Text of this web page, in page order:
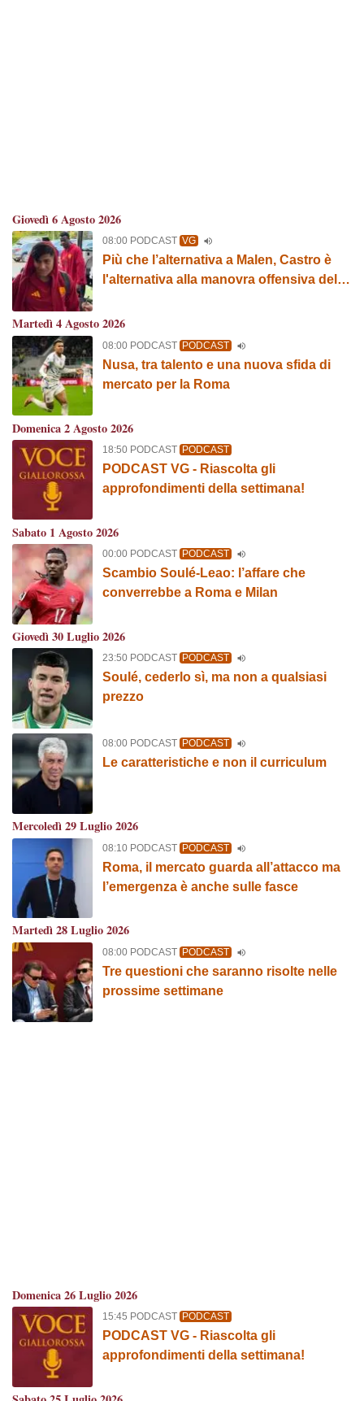
Giovedì 6 Agosto 2026
08:00 PODCAST VG
Più che l’alternativa a Malen, Castro è
l'alternativa alla manovra offensiva della
Martedì 4 Agosto 2026
08:00 PODCAST PODCAST
Nusa, tra talento e una nuova sfida di
mercato per la Roma
Domenica 2 Agosto 2026
18:50 PODCAST PODCAST
PODCAST VG - Riascolta gli
approfondimenti della settimana!
Sabato 1 Agosto 2026
00:00 PODCAST PODCAST
Scambio Soulé-Leao: l’affare che
converrebbe a Roma e Milan
Giovedì 30 Luglio 2026
23:50 PODCAST PODCAST
Soulé, cederlo sì, ma non a qualsiasi
prezzo
08:00 PODCAST PODCAST
Le caratteristiche e non il curriculum
Mercoledì 29 Luglio 2026
08:10 PODCAST PODCAST
Roma, il mercato guarda all’attacco ma
l’emergenza è anche sulle fasce
Martedì 28 Luglio 2026
08:00 PODCAST PODCAST
Tre questioni che saranno risolte nelle
prossime settimane
Domenica 26 Luglio 2026
15:45 PODCAST PODCAST
PODCAST VG - Riascolta gli
approfondimenti della settimana!